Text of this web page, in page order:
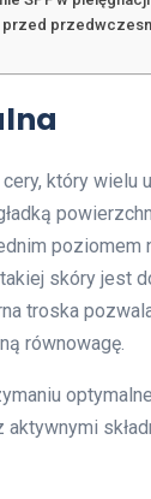
przed
który wielu
poziomem
skóry jest
troska
równowagę.